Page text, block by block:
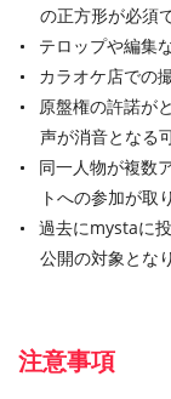
の正方形が必須
テロップや編集
カラオケ店での
原盤権の許諾が
声が消音となる
同一人物が複数
トへの参加が取
過去にmystaに
公開の対象とな
注意事項